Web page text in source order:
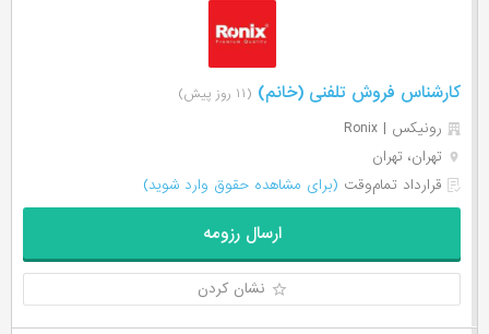
کارشناس فروش تلفنی (خانم) (۱۱ روز پیش)
رونیکس | Ronix
تهران، تهران
قرارداد تمام‌وقت (برای مشاهده حقوق وارد شوید)
ارسال رزومه
نشان کردن